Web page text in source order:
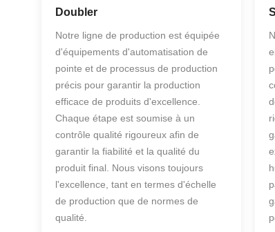
Doubler
Notre ligne de production est équipée
d'équipements d'automatisation de
pointe et de processus de production
précis pour garantir la production
efficace de produits d'excellence.
Chaque étape est soumise à un
contrôle qualité rigoureux afin de
garantir la fiabilité et la qualité du
produit final. Nous visons toujours
l'excellence, tant en termes d'échelle
de production que de normes de
qualité.